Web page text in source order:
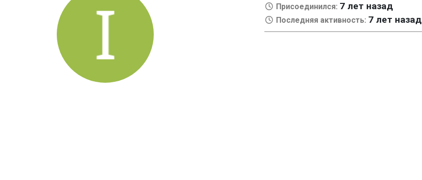
Присоединился: 7 лет назад
Последняя активность: 7 лет назад